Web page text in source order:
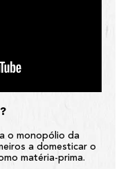
o monopólio da
a domesticar o
matéria-prima.